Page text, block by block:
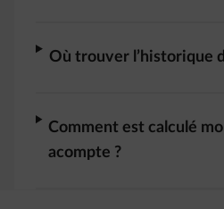
Où trouver l’historique
Comment est calculé
acompte ?